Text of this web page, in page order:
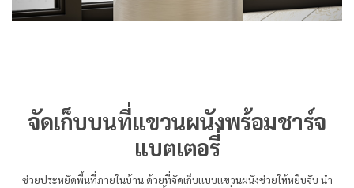
จัดเก็บบนที่แขวนผนังพร้อมชาร์จ
แบตเตอรี่
ช่วยประหยัดพื้นที่ภายในบ้าน ด้วยที่จัดเก็บแบบแขวนผนังช่วยให้หยิบจับ นำ